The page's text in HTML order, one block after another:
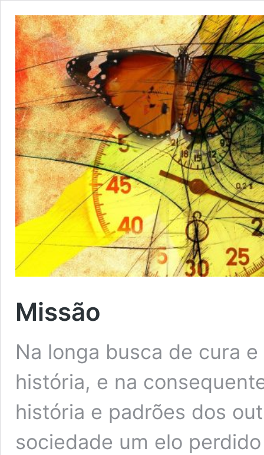
Missão
Na longa busca de cura
história, e na
história e padrões dos
sociedade um elo